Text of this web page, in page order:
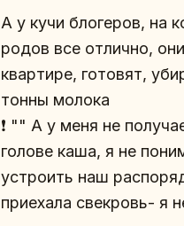
А у кучи блогеров, на
родов все отлично,
квартире, готовят,
тонны молока
❗️ "" А у меня не
голове каша, я не
устроить наш
приехала свекровь- я